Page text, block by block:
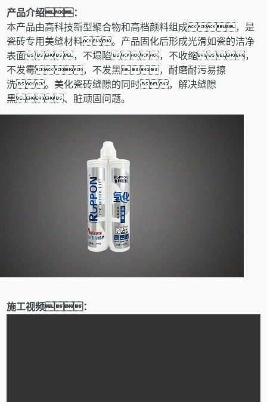
产品介绍：
本产品由高科技新型聚合物和高档颜料组成，是
瓷砖专用美缝材料。 产品固化后形成光滑如瓷的洁净
表面，不塌陷，不收缩，
不发霉，不发黑，耐磨耐污易擦
洗。 美化瓷砖缝隙的同时，解决缝隙
黑、脏顽固问题。
施工视频：